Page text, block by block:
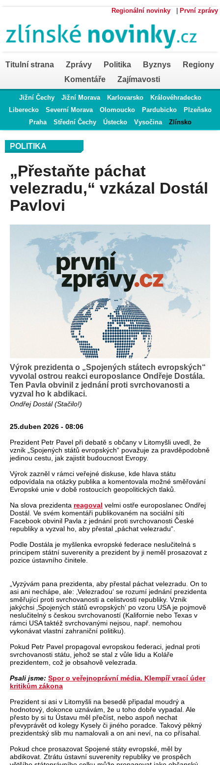
Regionální novinky První zprávy
Titulní strana Zprávy Politika Byznys
Regiony
Komentáře
Zajímavosti
Jižní Čechy Jižní Morava Karlovarsko
Královéhradecko
Liberecko
Severní Morava Olomoucko Pardubicko
Plzeňsko
Praha
Střední Čechy Ústecko Vysočina Zlínsko
POLITIKA
„Přestaňte páchat
velezradu,“ vzkázal Dostál
Pavlovi
Výrok prezidenta o „Spojených státech evropských“
vyvolal ostrou reakci europoslance Ondřeje Dostála.
Ten Pavla obvinil z jednání proti svrchovanosti a
vyzval ho k abdikaci.
Ondřej Dostál (Stačilo!)
25.duben 2026 - 08:06
Prezident Petr Pavel při debatě s občany v Litomyšli uvedl, že
vznik „Spojených států evropských“ považuje za pravděpodobně
jedinou cestu, jak zajistit budoucnost Evropy.
Výrok zazněl v rámci veřejné diskuse, kde hlava státu
odpovídala na otázky publika a komentovala možné směřování
Evropské unie v době rostoucích geopolitických tlaků.
Na slova prezidenta reagoval velmi ostře europoslanec Ondřej
Dostál. Ve svém komentáři publikovaném na sociální síti
Facebook obvinil Pavla z jednání proti svrchovanosti České
republiky a vyzval ho, aby přestal „páchat velezradu“.
Podle Dostála je myšlenka evropské federace neslučitelná s
principem státní suverenity a prezident by ji neměl prosazovat z
pozice ústavního činitele.
„Vyzývám pana prezidenta, aby přestal páchat velezradu. On to
asi ani nechápe, ale: ‚Velezradou‘ se rozumí jednání prezidenta
směřující proti svrchovanosti a celistvosti republiky. Vznik
jakýchsi ‚Spojených států evropských‘ po vzoru USA je pojmově
neslučitelný s českou svrchovaností (Kalifornie nebo Texas v
rámci USA taktéž svrchovanými nejsou, např. nemohou
vykonávat vlastní zahraniční politiku).
Pokud Petr Pavel propagoval evropskou federaci, jednal proti
svrchovanosti státu, jehož se stal z vůle lidu a Koláře
prezidentem, což je obsahově velezrada.
Psali jsme: Spor o veřejnoprávní média. Klempíř vrací úder
kritikům zákona
Prezident si asi v Litomyšli na besedě připadal moudrý a
hodnotový, dokonce uznávám, že u toho dobře vypadal. Ale
přesto by si tu Ústavu měl přečíst, nebo aspoň nechat
převyprávět od kolegy Kysely či jiného poradce. Takový pěkný
prezidentský slib mu namalovali a on ani neví, na co přísahal.
Pokud chce prosazovat Spojené státy evropské, měl by
abdikovat. Ztrátu ústavní suverenity republiky ve prospěch